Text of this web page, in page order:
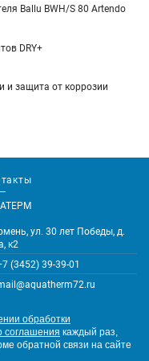
Ballu BWH/S 80 Artendo
DRY+
и защита от коррозии
ул. 30 лет Победы, д.
к2
(3452) 39-39-01
обработки
соглашения каждый раз,
обратной связи на сайте